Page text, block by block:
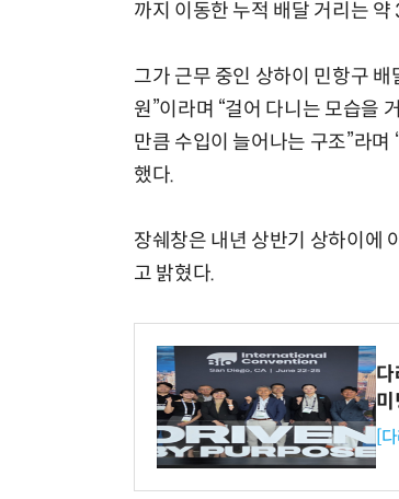
까지 이동한 누적 배달 거리는
그가 근무 중인 상하이 민항구
원”이라며 “걸어 다니는 모습을
만큼 수입이 늘어나는 구조”라
했다.
장쉐창은 내년 상반기 상하이에
고 밝혔다.
[